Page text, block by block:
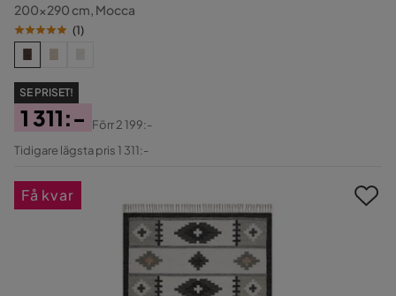
200x290 cm, Mocca
(1)
SE PRISET!
Pris
1 311:-
Original
Förr2 199:-
Tidigare lägsta pris 1 311:-
Få kvar